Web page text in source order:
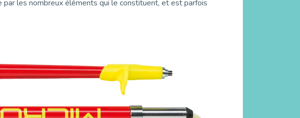
les nombreux éléments qui le constituent, et est parfois